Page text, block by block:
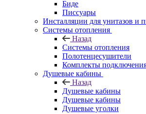
Биде
Писсуары
Инсталляции для унитазов и
Системы отопления
Назад
Системы отопления
Полотенцесушители
Комплекты
Душевые кабины
Назад
Душевые кабины
Душевые кабины
Душевые уголки